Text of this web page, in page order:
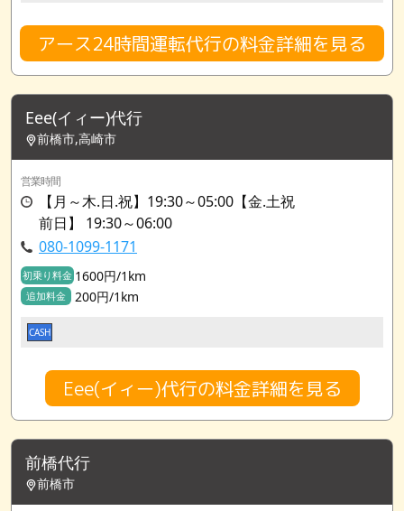
アース24時間運転代行の料金詳細を見る
Eee(イィー)代行
前橋市,高崎市
営業時間
【月～木.日.祝】19:30～05:00【金.土祝
前日】 19:30～06:00
080-1099-1171
初乗り料金 1600円/1km
追加料金 200円/1km
CASH
Eee(イィー)代行の料金詳細を見る
前橋代行
前橋市